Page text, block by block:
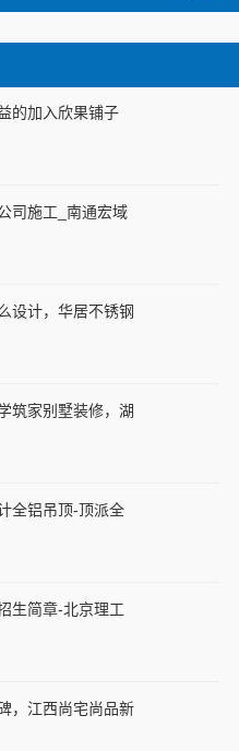
的加入欣果铺子
司施工_南通宏域
设计，华居不锈钢
筑家别墅装修，湖
全铝吊顶-顶派全
生简章-北京理工
，江西尚宅尚品新